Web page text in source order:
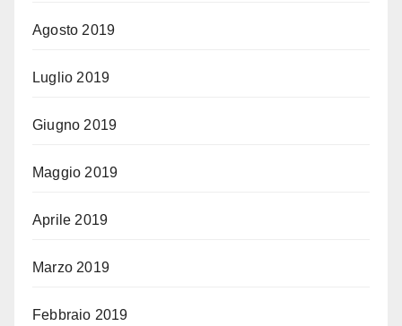
Agosto 2019
Luglio 2019
Giugno 2019
Maggio 2019
Aprile 2019
Marzo 2019
Febbraio 2019